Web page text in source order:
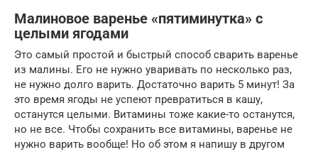
Малиновое варенье «пятиминутка» с
целыми ягодами
Это самый простой и быстрый способ сварить варенье
из малины. Его не нужно уваривать по несколько раз,
не нужно долго варить. Достаточно варить 5 минут! За
это время ягоды не успеют превратиться в кашу,
останутся целыми. Витамины тоже какие-то останутся,
но не все. Чтобы сохранить все витамины, варенье не
нужно варить вообще! Но об этом я напишу в другом